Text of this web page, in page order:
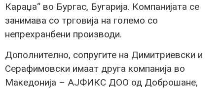
Караџа“ во Бургас, Бугарија. Компанијата се
занимава со трговија на големо со
непрехранбени производи.
Дополнително, сопругите на Димитриевски и
Серафимовски имаат друга компанија во
Македонија – АЈФИКС ДОО од Доброшане,